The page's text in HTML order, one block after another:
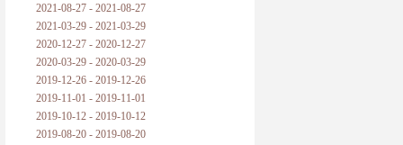
2021-08-27 - 2021-08-27
2021-03-29 - 2021-03-29
2020-12-27 - 2020-12-27
2020-03-29 - 2020-03-29
2019-12-26 - 2019-12-26
2019-11-01 - 2019-11-01
2019-10-12 - 2019-10-12
2019-08-20 - 2019-08-20